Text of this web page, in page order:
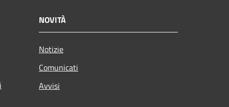
NOVITÀ
Notizie
Comunicati
Avvisi